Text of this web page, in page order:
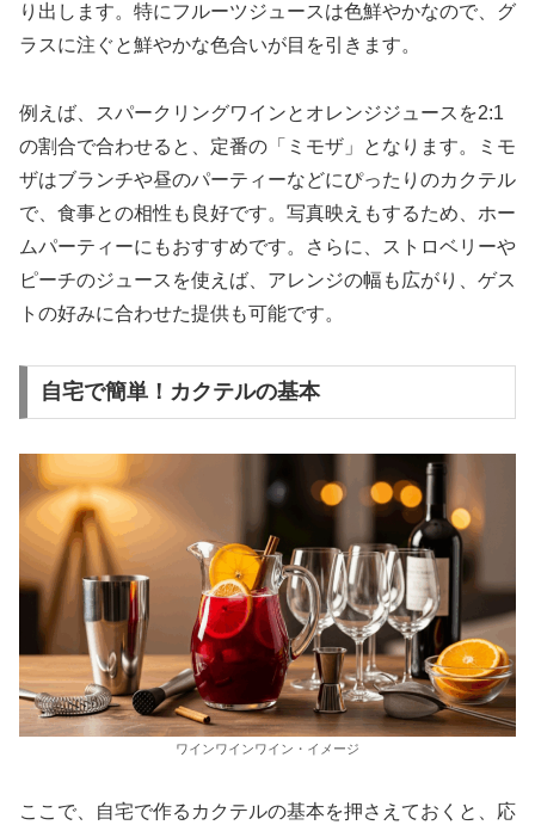
り出します。特にフルーツジュースは色鮮やかなので、グ
ラスに注ぐと鮮やかな色合いが目を引きます。
例えば、スパークリングワインとオレンジジュースを2:1
の割合で合わせると、定番の「ミモザ」となります。ミモ
ザはブランチや昼のパーティーなどにぴったりのカクテル
で、食事との相性も良好です。写真映えもするため、ホー
ムパーティーにもおすすめです。さらに、ストロベリーや
ピーチのジュースを使えば、アレンジの幅も広がり、ゲス
トの好みに合わせた提供も可能です。
自宅で簡単！カクテルの基本
ワインワインワイン・イメージ
ここで、自宅で作るカクテルの基本を押さえておくと、応